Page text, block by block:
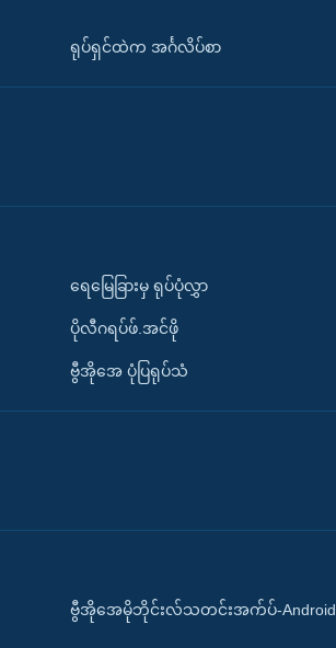
ရုပ်ရှင်ထဲက အင်္ဂလိပ်စာ
ရေမြေခြားမှ ရုပ်ပုံလွှာ
ပိုလီဂရပ်ဖ်.အင်ဖို
ဗွီအိုအေ ပုံပြရုပ်သံ
ဗွီအိုအေမိုဘိုင်းလ်သတင်းအက်ပ်-Android